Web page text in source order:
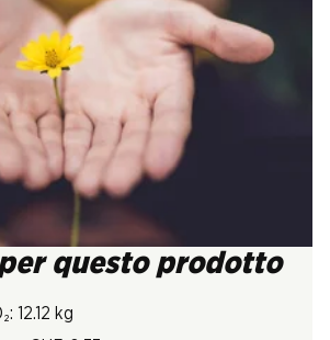
per questo prodotto
12.12 kg